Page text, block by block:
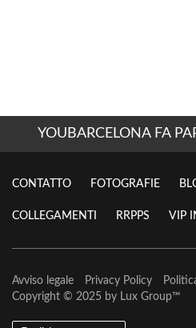
YOUBARCELONA FA
CONTATTO FOTOGRAFIE
COLLEGAMENTI RRPPS VIP
Avviso legale Privacy Policy
Copyright © 2025 by Lux Group™